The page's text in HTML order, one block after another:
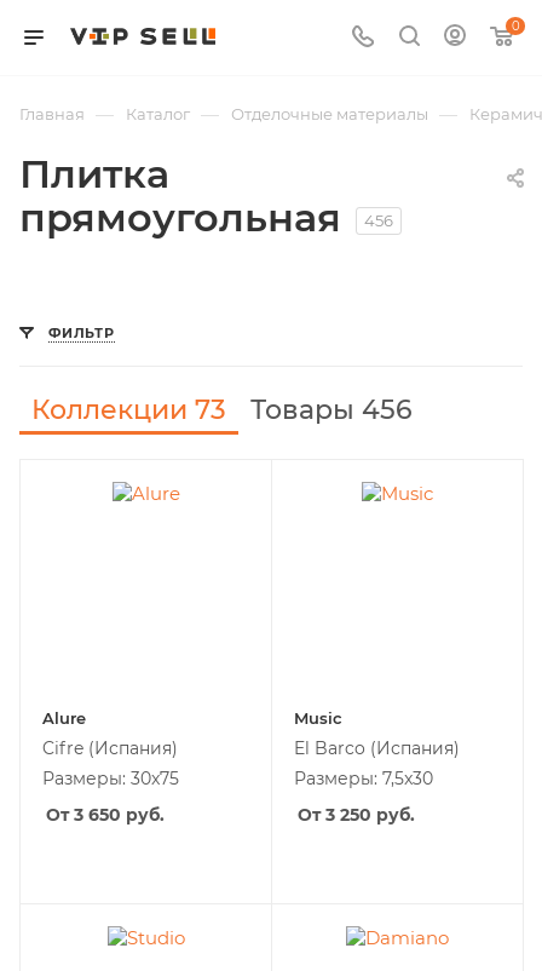
0
Главная — Каталог — Отделочные материалы —
Плитка
прямоугольная
456
ФИЛЬТР
Коллекции 73 Товары 456
Alure
Cifre (Испания)
Размеры: 30x75
От 3 650 руб.
Music
El Barco (Испания)
Размеры: 7,5x30
От 3 250 руб.